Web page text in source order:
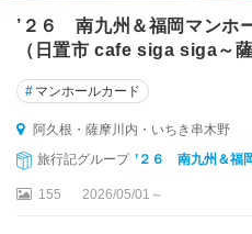
’２６ 南九州＆福岡マンホ
（日置市 cafe siga siga～
# マンホールカード
阿久根・薩摩川内・いちき串木野
旅行記グループ ’２６ 南九州＆福
155 2026/05/01～